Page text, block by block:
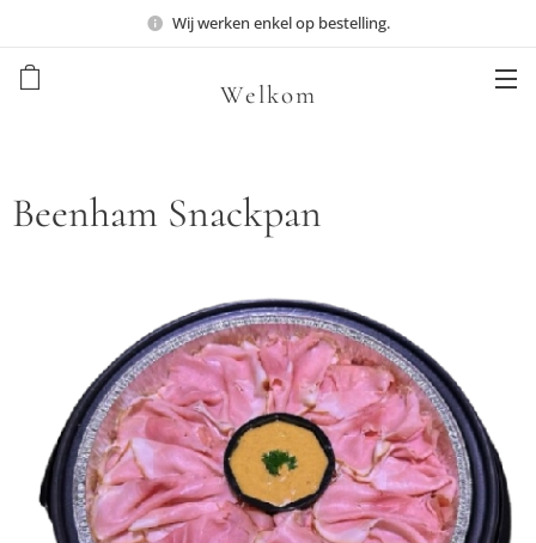
Wij werken enkel op bestelling.
Welkom
Beenham Snackpan